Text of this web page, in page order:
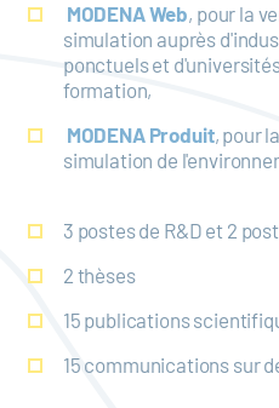
MODENA Web, pour la
simulation auprès
ponctuels et
formation,
MODENA Produit, pour
simulation de
3 postes de R&D et 2
2 thèses
15 publications
15 communications sur